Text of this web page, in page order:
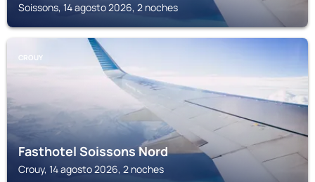
Soissons, 14 agosto 2026, 2 noches
CROUY
Fasthotel Soissons Nord
Crouy, 14 agosto 2026, 2 noches